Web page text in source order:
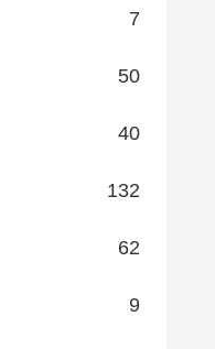
7
50
40
132
62
9